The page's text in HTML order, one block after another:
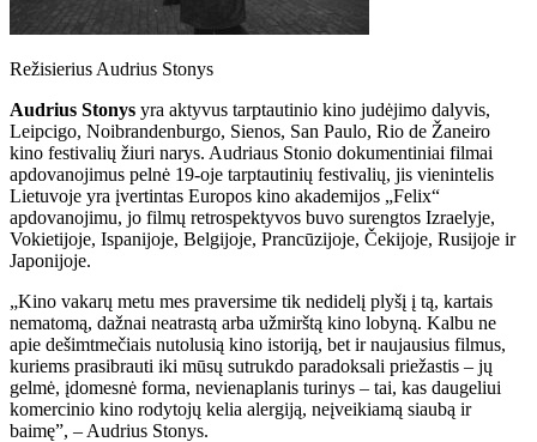
Režisierius Audrius Stonys
Audrius Stonys yra aktyvus tarptautinio kino judėjimo dalyvis,
Leipcigo, Noibrandenburgo, Sienos, San Paulo, Rio de Žaneiro
kino festivalių žiuri narys. Audriaus Stonio dokumentiniai filmai
apdovanojimus pelnė 19-oje tarptautinių festivalių, jis vienintelis
Lietuvoje yra įvertintas Europos kino akademijos „Felix“
apdovanojimu, jo filmų retrospektyvos buvo surengtos Izraelyje,
Vokietijoje, Ispanijoje, Belgijoje, Prancūzijoje, Čekijoje, Rusijoje ir
Japonijoje.
„Kino vakarų metu mes praversime tik nedidelį plyšį į tą, kartais
nematomą, dažnai neatrastą arba užmirštą kino lobyną. Kalbu ne
apie dešimtmečiais nutolusią kino istoriją, bet ir naujausius filmus,
kuriems prasibrauti iki mūsų sutrukdo paradoksali priežastis – jų
gelmė, įdomesnė forma, nevienaplanis turinys – tai, kas daugeliui
komercinio kino rodytojų kelia alergiją, neįveikiamą siaubą ir
baimę”, – Audrius Stonys.